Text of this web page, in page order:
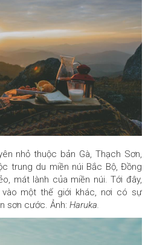
nhỏ thuộc bản Gà, Thạch Sơn,
trung du miền núi Bắc Bộ, Đồng
mát lành của miền núi. Tới đây,
một thế giới khác, nơi có sự
sơn cước. Ảnh: Haruka.